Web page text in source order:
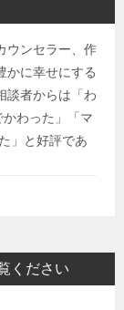
ンセラー、作
かに幸せにする
談者からは「わ
わった」「マ
」と好評であ
ください